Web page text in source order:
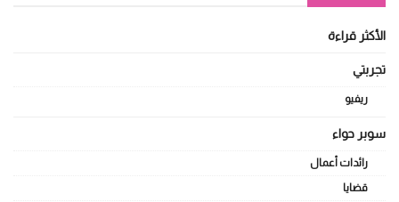
الأكثر قراءة
تجربتي
ريفيو
سوبر حواء
رائدات أعمال
قضايا